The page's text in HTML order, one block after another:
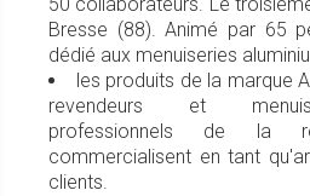
50 collaborateurs. Le
Bresse (88). Animé par 65
dédié aux menuiseries
les produits de la marque
revendeurs et
professionnels de la
commercialisent en tant
clients.